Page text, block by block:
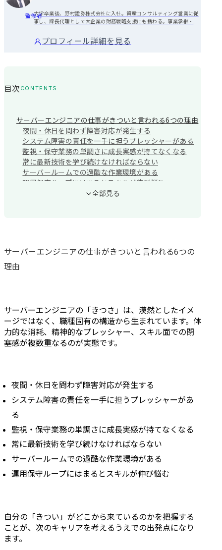
監修者大学卒業後、野村證券株式会社に入社。資産コンサルティング営業に従
事し、課長代理として大企業の財務戦略支援にも携わる。事業承継・
営者に対する財務・資本戦略支援を実行。複数回の全国表彰受賞。
また、支店の採用責任者として採用戦略の立案・運用実務を担い、新人
ど一貫して伴走。
プロフィール詳細を見る
目次 CONTENTS
サーバーエンジニアの仕事がきついと言われる6つの理由
夜間・休日を問わず障害対応が発生する
システム障害の責任を一手に担うプレッシャーがある
監視・保守業務の単調さに成長実感が持てなくなる
常に最新技術を学び続けなければならない
サーバールームでの過酷な作業環境がある
運用保守ループにはまるとスキルが伸び悩む
サーバーエンジニアが「きつい」と感じやすい人の特徴
サーバーエンジニアに向いている人の特徴
夜勤・オンコールの改善を申し出ても取り合ってもらえない
構築・設計フェーズへの異動が制度的に存在しない
SES・多重下請け構造で裁量や条件交渉の余地がない
転職を視野に入れて自分の市場価値を客観的に把握する
サーバーエンジニアのキャリア相談ならテックゴーにおまかせ
運用保守中心か構築フェーズも担えるか
SES・多重下請けか自社開発・直請けか
夜勤・オンコール体制はどうなっているか
リモートワークは可能かどうか
きついだけではないサーバーエンジニアの魅力
全部見る
サーバーエンジニアの仕事がきついと言われる6つの
理由
サーバーエンジニアの「きつさ」は、漠然としたイメ
ージではなく、職種固有の構造から生まれています。体
力的な消耗、精神的なプレッシャー、スキル面での閉
塞感が複数重なるのが実態です。
夜間・休日を問わず障害対応が発生する
システム障害の責任を一手に担うプレッシャーがあ
る
監視・保守業務の単調さに成長実感が持てなくなる
常に最新技術を学び続けなければならない
サーバールームでの過酷な作業環境がある
運用保守ループにはまるとスキルが伸び悩む
自分の「きつい」がどこから来ているのかを把握する
ことが、次のキャリアを考えるうえでの出発点になり
ます。